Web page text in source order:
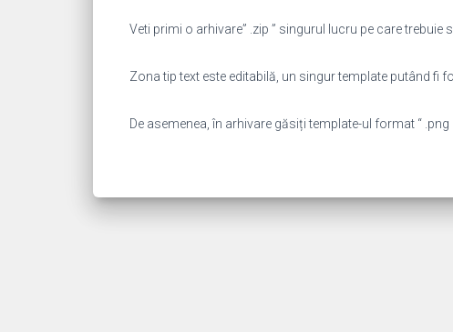
Veti primi o arhivare” .zip ” singurul lucru pe care
Zona tip text este editabilă, un singur template putând fi
De asemenea, în arhivare găsiți template-ul format “